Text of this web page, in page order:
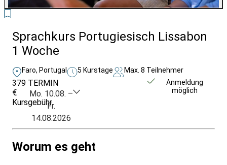
Sprachkurs Portugiesisch Lissabon
1 Woche
Faro, Portugal 5 Kurstage Max. 8 Teilnehmer
379
€
Kursgebühr
TERMIN
Mo. 10.08. –
Fr.
14.08.2026
Anmeldung
möglich
Worum es geht